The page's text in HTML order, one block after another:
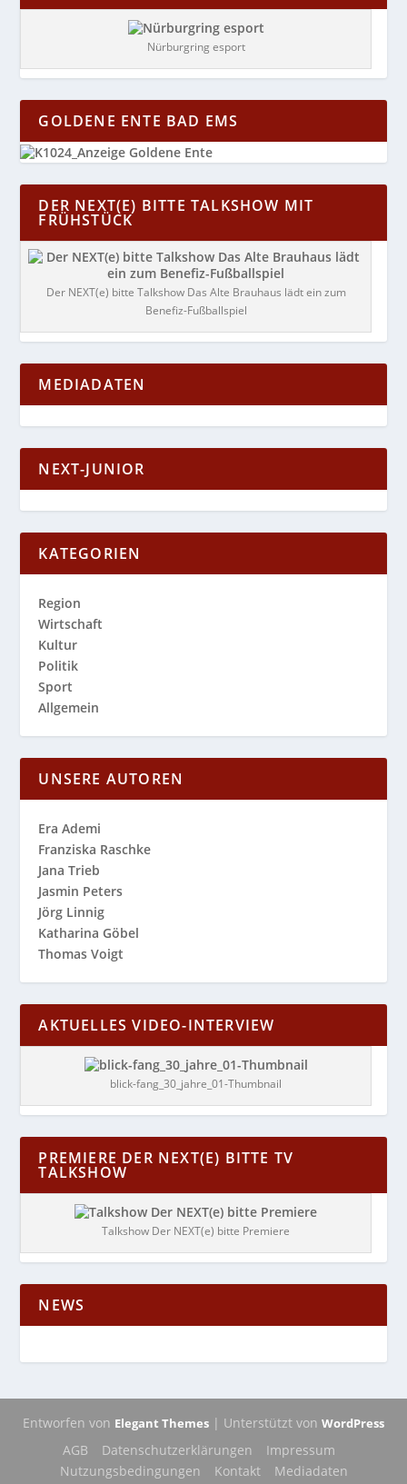
Nürburgring esport
GOLDENE ENTE BAD EMS
DER NEXT(E) BITTE TALKSHOW MIT
FRÜHSTÜCK
Der NEXT(e) bitte Talkshow Das Alte Brauhaus lädt ein zum
Benefiz-Fußballspiel
MEDIADATEN
NEXT-JUNIOR
KATEGORIEN
Region
Wirtschaft
Kultur
Politik
Sport
Allgemein
UNSERE AUTOREN
Era Ademi
Franziska Raschke
Jana Trieb
Jasmin Peters
Jörg Linnig
Katharina Göbel
Thomas Voigt
AKTUELLES VIDEO-INTERVIEW
blick-fang_30_jahre_01-Thumbnail
PREMIERE DER NEXT(E) BITTE TV
TALKSHOW
Talkshow Der NEXT(e) bitte Premiere
NEWS
Entworfen von Elegant Themes | Unterstützt von WordPress
AGB Datenschutzerklärungen
Impressum
Nutzungsbedingungen
Kontakt Mediadaten